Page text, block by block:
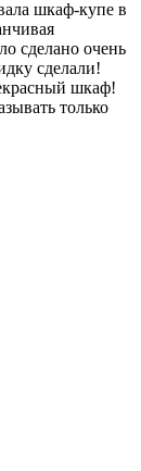
шкаф-купе в
сделано очень
сделали!
шкаф!
только